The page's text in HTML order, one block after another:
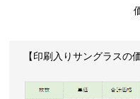
【印刷入りサングラスの